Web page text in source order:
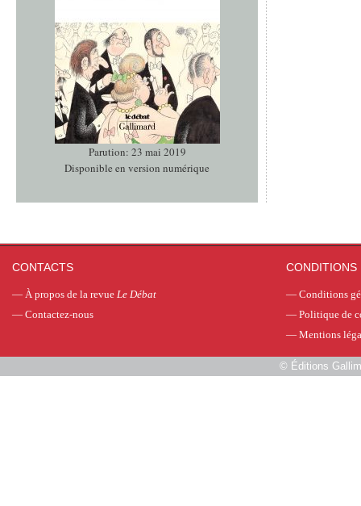
Parution: 23 mai 2019
Disponible en version numérique
CONTACTS
— À propos de la revue Le Débat
— Contactez-nous
CONDITIONS
— Conditions
— Politique de
— Mentions
© Éditions